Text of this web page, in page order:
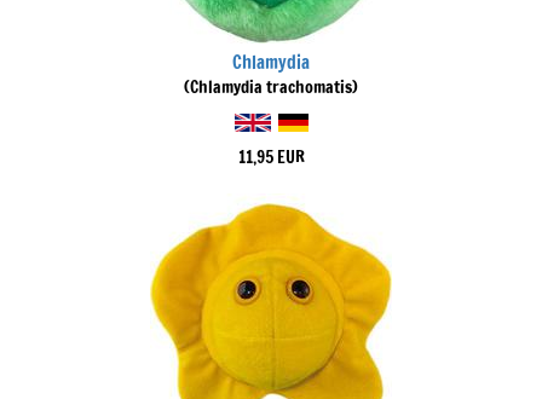
Chlamydia
(Chlamydia trachomatis)
11,95 EUR